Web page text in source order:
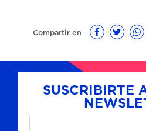
Compartir en
SUSCRIBIRTE